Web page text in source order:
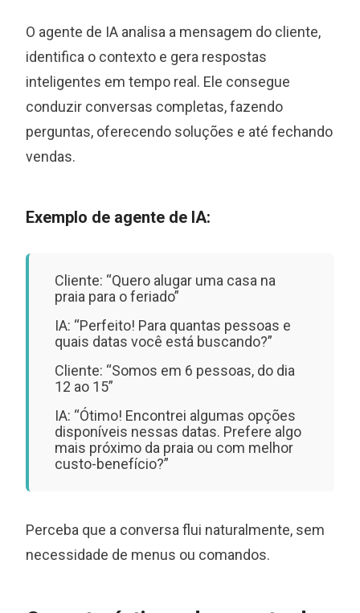
O agente de IA analisa a mensagem do cliente,
identifica o contexto e gera respostas
inteligentes em tempo real. Ele consegue
conduzir conversas completas, fazendo
perguntas, oferecendo soluções e até fechando
vendas.
Exemplo de agente de IA:
Cliente: “Quero alugar uma casa na
praia para o feriado”
IA: “Perfeito! Para quantas pessoas e
quais datas você está buscando?”
Cliente: “Somos em 6 pessoas, do dia
12 ao 15”
IA: “Ótimo! Encontrei algumas opções
disponíveis nessas datas. Prefere algo
mais próximo da praia ou com melhor
custo-benefício?”
Perceba que a conversa flui naturalmente, sem
necessidade de menus ou comandos.